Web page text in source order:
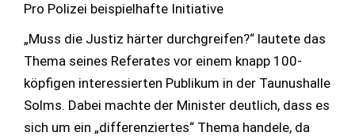
Pro Polizei beispielhafte Initiative
„Muss die Justiz härter durchgreifen?“ lautete das
Thema seines Referates vor einem knapp 100-
köpfigen interessierten Publikum in der Taunushalle
Solms. Dabei machte der Minister deutlich, dass es
sich um ein „differenziertes“ Thema handele, da